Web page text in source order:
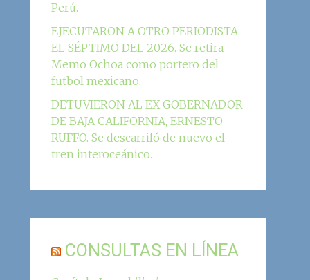
Perú.
EJECUTARON A OTRO PERIODISTA,
EL SÉPTIMO DEL 2026. Se retira
Memo Ochoa como portero del
futbol mexicano.
DETUVIERON AL EX GOBERNADOR
DE BAJA CALIFORNIA, ERNESTO
RUFFO. Se descarriló de nuevo el
tren interoceánico.
CONSULTAS EN LÍNEA